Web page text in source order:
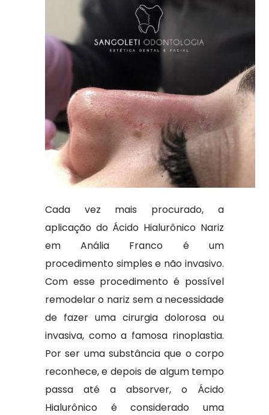
Cada vez mais procurado, a
aplicação do Ácido Hialurônico Nariz
em Anália Franco é um
procedimento simples e não invasivo.
Com esse procedimento é possível
remodelar o nariz sem a necessidade
de fazer uma cirurgia dolorosa ou
invasiva, como a famosa rinoplastia.
Por ser uma substância que o corpo
reconhece, e depois de algum tempo
passa até a absorver, o Ácido
Hialurônico é considerado uma